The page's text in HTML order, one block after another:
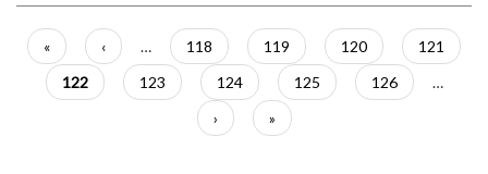
Paginació
Primera
pàgina
«
Pàgina
anterior
‹ … Pàgina
118 Pàgina
119 Pàgina
120 Pàgina
121
Pàgina
actual
122 Pàgina
123 Pàgina
124 Pàgina
125 Pàgina
126
…
Pàgina
següent
›
Última
pàgina
»